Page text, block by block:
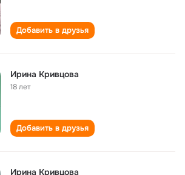
Добавить в друзья
Ирина Кривцова
18 лет
Добавить в друзья
Ирина Кривцова